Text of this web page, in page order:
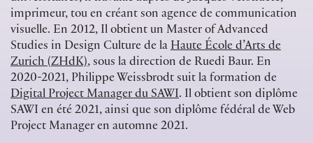
imprimeur, tou en créant son agence de communication
visuelle. En 2012, Il obtient un Master of Advanced
Studies in Design Culture de la Haute École d’Arts de
Zurich (ZHdK), sous la direction de Ruedi Baur. En
2020-2021, Philippe Weissbrodt suit la formation de
Digital Project Manager du SAWI. Il obtient son diplôme
SAWI en été 2021, ainsi que son diplôme fédéral de Web
Project Manager en automne 2021.